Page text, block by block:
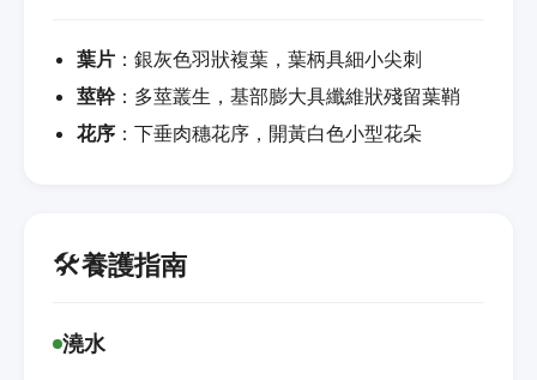
葉片 ：銀灰色羽狀複葉，葉柄具細小尖刺
莖幹：多莖叢生，基部膨大具纖維狀殘留葉鞘
花序 ：下垂肉穗花序，開黃白色小型花朵
🛠️養護指南
澆水